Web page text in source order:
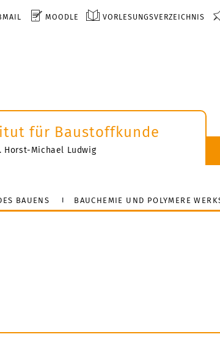
MOODLE VORLESUNGSVERZEICHNIS
für Baustoffkunde
Michael Ludwig
BAUENS BAUCHEMIE UND POLYMERE